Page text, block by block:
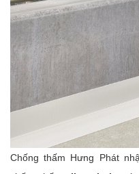
Chống thấm Hưng Phát